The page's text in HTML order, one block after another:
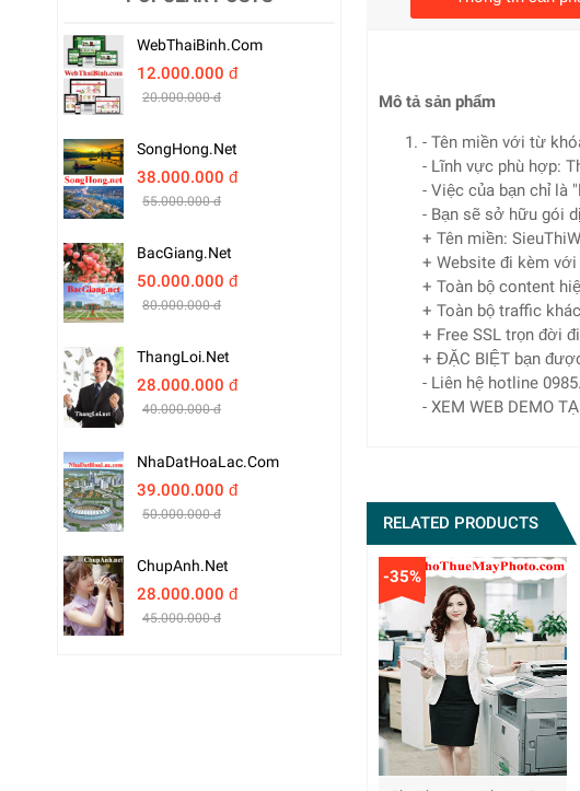
Mô tả sản phẩm
- Tên miền với từ
- Lĩnh vực phù hợp:
- Việc của bạn chỉ là
- Bạn sẽ sở hữu gói
+ Tên miền:
+ Website đi kèm
+ Toàn bộ content
+ Toàn bộ traffic
+ Free SSL trọn đời
+ ĐẶC BIỆT bạn
- Liên hệ hotline
- XEM WEB DEMO
WebThaiBinh.com
12.000.000 đ
20.000.000 đ
SongHong.net
38.000.000 đ
55.000.000 đ
BacGiang.net
50.000.000 đ
80.000.000 đ
ThangLoi.net
28.000.000 đ
40.000.000 đ
NhaDatHoaLac.com
39.000.000 đ
50.000.000 đ
ChupAnh.net
28.000.000 đ
45.000.000 đ
RELATED PRODUCTS
-35%